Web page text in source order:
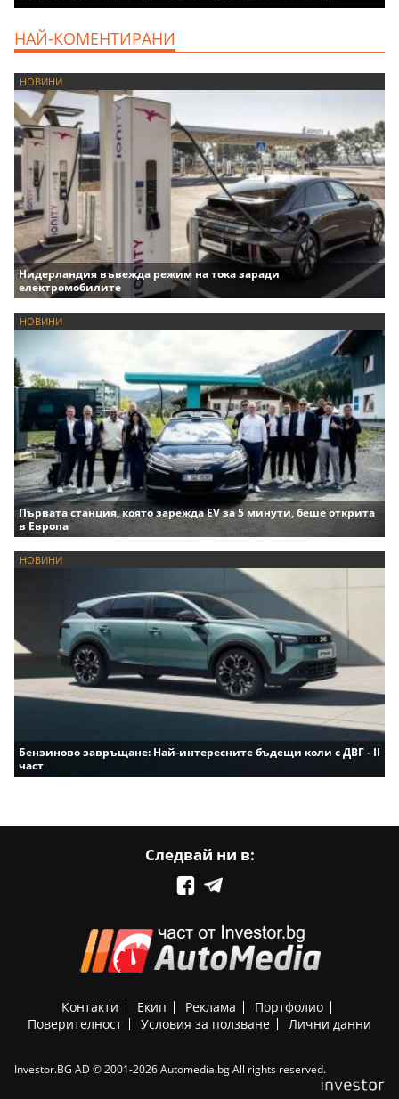
НАЙ-КОМЕНТИРАНИ
НОВИНИ
Нидерландия въвежда режим на тока заради
електромобилите
НОВИНИ
Първата станция, която зарежда EV за 5 минути, беше открита
в Европа
НОВИНИ
Бензиново завръщане: Най-интересните бъдещи коли с ДВГ - II
част
Следвай ни в:
Контакти Екип Реклама
Портфолио
Поверителност
Условия за ползване Лични данни
Investor.BG AD © 2001-2026 Automedia.bg All rights reserved.